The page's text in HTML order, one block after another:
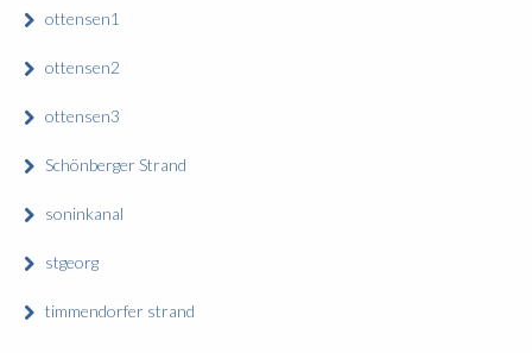
ottensen1
ottensen2
ottensen3
Schönberger Strand
soninkanal
stgeorg
timmendorfer strand